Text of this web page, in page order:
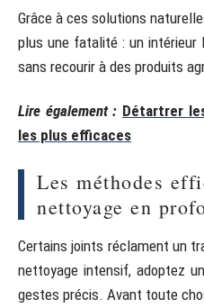
Grâce à ces solutions
plus une fatalité : un intérieur
sans recourir à des produits
Lire également : Détartrer
les plus efficaces
Les méthodes
nettoyage en
Certains joints réclament un
nettoyage intensif, adoptez
gestes précis. Avant toute